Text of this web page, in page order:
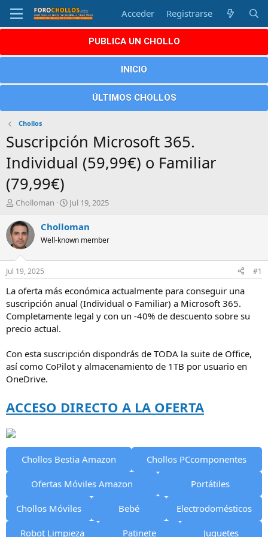
Acceder Registrarse
PUBLICA UN CHOLLO
INICIO
ÚLTIMOS CHOLLOS
Chollos
Suscripción Microsoft 365.
Individual (59,99€) o Familiar
(79,99€)
A
t
o
r
Cholloman
F
c
a
i
n
c
i
Jul 19, 2025
Cholloman
Well-known member
Jul 19, 2025 #1
La oferta más económica actualmente para conseguir una
suscripción anual (Individual o Familiar) a Microsoft 365.
Completamente legal y con un -40% de descuento sobre su
precio actual.
Con esta suscripción dispondrás de TODA la suite de Office,
así como CoPilot y almacenamiento de 1TB por usuario en
OneDrive.
ACCESO DIRECTO A LA OFERTA
Chollos Bestia Amazon Chollos PCcomponentes
Ofertas Móviles Amazon Portátiles
Chollos Móviles Bebé Electrodomésticos
Robot Limpieza Patinete Juguetes